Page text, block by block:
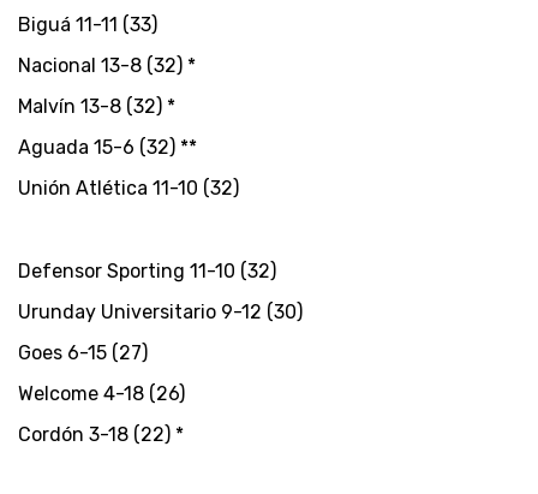
Biguá 11-11 (33)
Nacional 13-8 (32) *
Malvín 13-8 (32) *
Aguada 15-6 (32) **
Unión Atlética 11-10 (32)
Defensor Sporting 11-10 (32)
Urunday Universitario 9-12 (30)
Goes 6-15 (27)
Welcome 4-18 (26)
Cordón 3-18 (22) *